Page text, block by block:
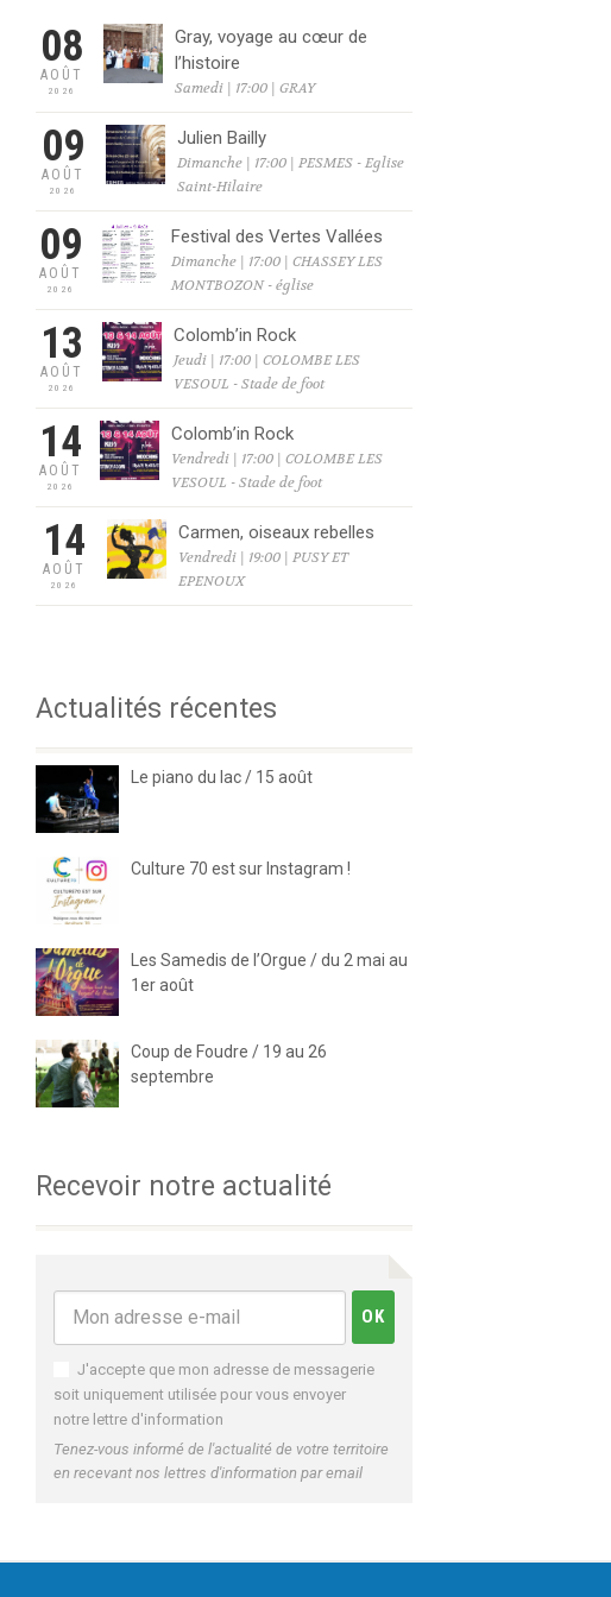
08
AOÛT
2026
Gray, voyage au cœur de
l’histoire
Samedi | 17:00 | GRAY
09
AOÛT
2026
Julien Bailly
Dimanche | 17:00 | PESMES - Eglise
Saint-Hilaire
09
AOÛT
2026
Festival des Vertes Vallées
Dimanche | 17:00 | CHASSEY LES
MONTBOZON - église
13
AOÛT
2026
Colomb’in Rock
Jeudi | 17:00 | COLOMBE LES
VESOUL - Stade de foot
14
AOÛT
2026
Colomb’in Rock
Vendredi | 17:00 | COLOMBE LES
VESOUL - Stade de foot
14
AOÛT
2026
Carmen, oiseaux rebelles
Vendredi | 19:00 | PUSY ET
EPENOUX
Actualités récentes
Le piano du lac / 15 août
Culture 70 est sur Instagram !
Les Samedis de l’Orgue / du 2 mai au
1er août
Coup de Foudre / 19 au 26
septembre
Recevoir notre actualité
J'accepte que mon adresse de messagerie
soit uniquement utilisée pour vous envoyer
notre lettre d'information
Tenez-vous informé de l'actualité de votre territoire
en recevant nos lettres d'information par email